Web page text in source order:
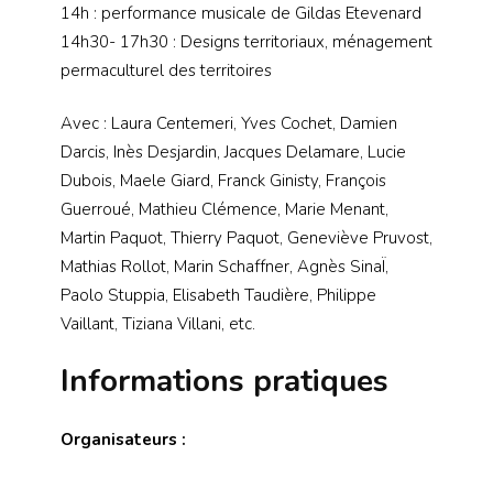
14h : performance musicale de Gildas Etevenard
14h30- 17h30 : Designs territoriaux, ménagement
permaculturel des territoires
Avec : Laura Centemeri, Yves Cochet, Damien
Darcis, Inès Desjardin, Jacques Delamare, Lucie
Dubois, Maele Giard, Franck Ginisty, François
Guerroué, Mathieu Clémence, Marie Menant,
Martin Paquot, Thierry Paquot, Geneviève Pruvost,
Mathias Rollot, Marin Schaffner, Agnès SinaÏ,
Paolo Stuppia, Elisabeth Taudière, Philippe
Vaillant, Tiziana Villani, etc.
Informations pratiques
Organisateurs :